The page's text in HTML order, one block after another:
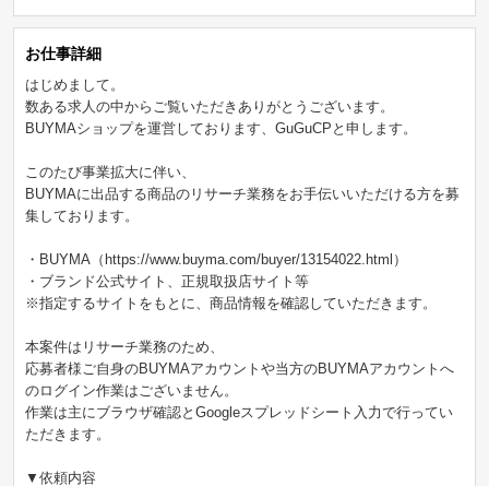
お仕事詳細
はじめまして。
数ある求人の中からご覧いただきありがとうございます。
BUYMAショップを運営しております、GuGuCPと申します。
このたび事業拡大に伴い、
BUYMAに出品する商品のリサーチ業務をお手伝いいただける方を募
集しております。
・BUYMA（https://www.buyma.com/buyer/13154022.html）
・ブランド公式サイト、正規取扱店サイト等
※指定するサイトをもとに、商品情報を確認していただきます。
本案件はリサーチ業務のため、
応募者様ご自身のBUYMAアカウントや当方のBUYMAアカウントへ
のログイン作業はございません。
作業は主にブラウザ確認とGoogleスプレッドシート入力で行ってい
ただきます。
▼依頼内容